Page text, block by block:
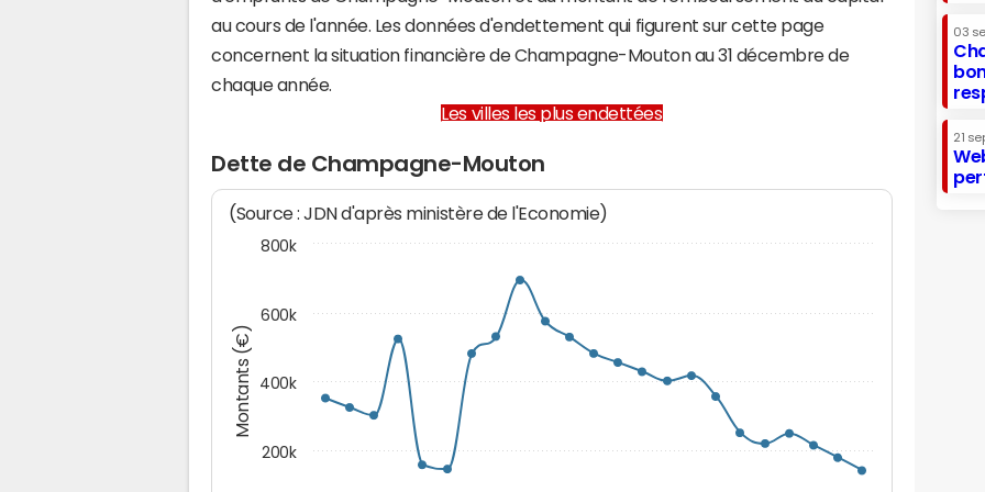
au cours de l'année. Les données d'endettement qui figurent sur cette page
concernent la situation financière de Champagne-Mouton au 31 décembre de
chaque année.
Les villes les plus endettées
Dette de Champagne-Mouton
Montants (€)
(Source : JDN d'après ministère de l'Economie)
200k
400k
600k
800k
03
21